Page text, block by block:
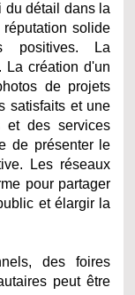
du détail dans la
solide
positives. La
La création d'un
de projets
satisfaits et une
et des services
de présenter le
Les réseaux
pour partager
et élargir la
des foires
peut être